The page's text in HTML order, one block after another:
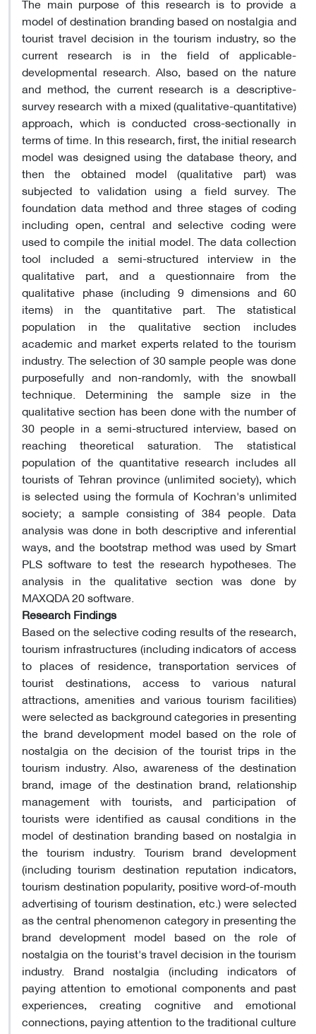
model of destination branding based on nostalgia and
tourist travel decision in the tourism industry, so the
current research is in the field of applicable-
developmental research. Also, based on the nature
and method, the current research is a descriptive-
survey research with a mixed (qualitative-quantitative)
approach, which is conducted cross-sectionally in
terms of time. In this research, first, the initial research
model was designed using the database theory, and
then the obtained model (qualitative part) was
subjected to validation using a field survey. The
foundation data method and three stages of coding
including open, central and selective coding were
used to compile the initial model. The data collection
tool included a semi-structured interview in the
qualitative part, and a questionnaire from the
qualitative phase (including 9 dimensions and 60
items) in the quantitative part. The statistical
population in the qualitative section includes
academic and market experts related to the tourism
industry. The selection of 30 sample people was done
purposefully and non-randomly, with the snowball
technique. Determining the sample size in the
qualitative section has been done with the number of
30 people in a semi-structured interview, based on
reaching theoretical saturation. The statistical
population of the quantitative research includes all
tourists of Tehran province (unlimited society), which
is selected using the formula of Kochran's unlimited
society; a sample consisting of 384 people. Data
analysis was done in both descriptive and inferential
ways, and the bootstrap method was used by Smart
PLS software to test the research hypotheses. The
analysis in the qualitative section was done by
MAXQDA 20 software.
Research Findings
Based on the selective coding results of the research,
tourism infrastructures (including indicators of access
to places of residence, transportation services of
tourist destinations, access to various natural
attractions, amenities and various tourism facilities)
were selected as background categories in presenting
the brand development model based on the role of
nostalgia on the decision of the tourist trips in the
tourism industry. Also, awareness of the destination
brand, image of the destination brand, relationship
management with tourists, and participation of
tourists were identified as causal conditions in the
model of destination branding based on nostalgia in
the tourism industry. Tourism brand development
(including tourism destination reputation indicators,
tourism destination popularity, positive word-of-mouth
advertising of tourism destination, etc.) were selected
as the central phenomenon category in presenting the
brand development model based on the role of
nostalgia on the tourist's travel decision in the tourism
industry. Brand nostalgia (including indicators of
paying attention to emotional components and past
experiences, creating cognitive and emotional
connections, paying attention to the traditional culture